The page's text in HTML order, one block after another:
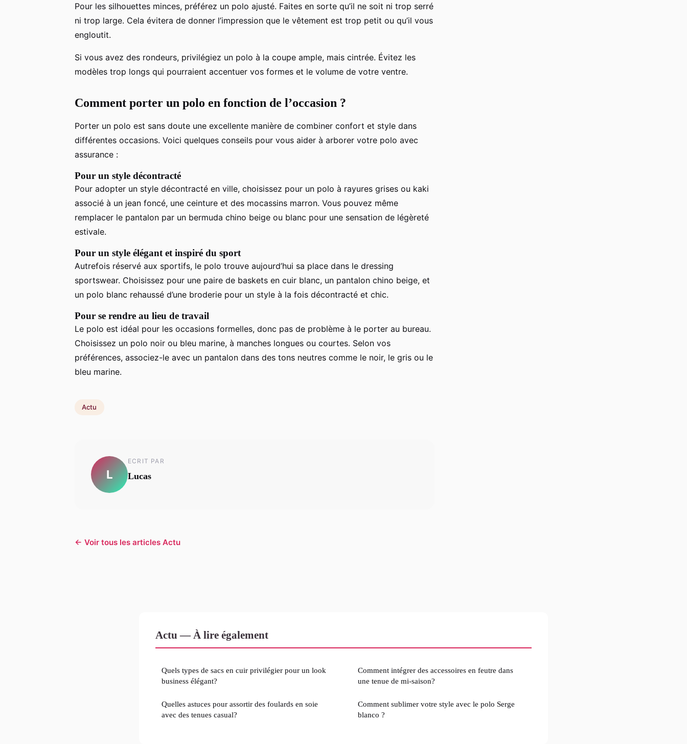
Pour les silhouettes minces, préférez un polo ajusté. Faites en sorte qu’il ne soit ni trop serré
ni trop large. Cela évitera de donner l’impression que le vêtement est trop petit ou qu’il vous
engloutit.
Si vous avez des rondeurs, privilégiez un polo à la coupe ample, mais cintrée. Évitez les
modèles trop longs qui pourraient accentuer vos formes et le volume de votre ventre.
Comment porter un polo en fonction de l’occasion ?
Porter un polo est sans doute une excellente manière de combiner confort et style dans
différentes occasions. Voici quelques conseils pour vous aider à arborer votre polo avec
assurance :
Pour un style décontracté
Pour adopter un style décontracté en ville, choisissez pour un polo à rayures grises ou kaki
associé à un jean foncé, une ceinture et des mocassins marron. Vous pouvez même
remplacer le pantalon par un bermuda chino beige ou blanc pour une sensation de légèreté
estivale.
Pour un style élégant et inspiré du sport
Autrefois réservé aux sportifs, le polo trouve aujourd’hui sa place dans le dressing
sportswear. Choisissez pour une paire de baskets en cuir blanc, un pantalon chino beige, et
un polo blanc rehaussé d’une broderie pour un style à la fois décontracté et chic.
Pour se rendre au lieu de travail
Le polo est idéal pour les occasions formelles, donc pas de problème à le porter au bureau.
Choisissez un polo noir ou bleu marine, à manches longues ou courtes. Selon vos
préférences, associez-le avec un pantalon dans des tons neutres comme le noir, le gris ou le
bleu marine.
Actu
L
ECRIT PAR
Lucas
← Voir tous les articles Actu
Actu — À lire également
Quels types de sacs en cuir privilégier pour un look
business élégant?
Quelles astuces pour assortir des foulards en soie
avec des tenues casual?
Comment intégrer des accessoires en feutre dans
une tenue de mi-saison?
Comment sublimer votre style avec le polo Serge
blanco ?